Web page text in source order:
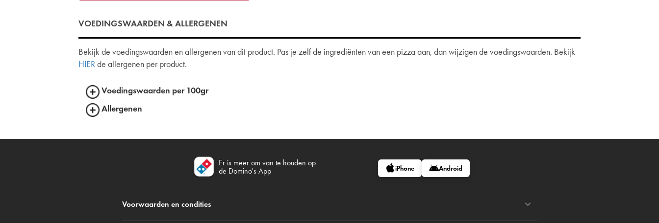
VOEDINGSWAARDEN & ALLERGENEN
Bekijk de voedingswaarden en allergenen van dit product. Pas je zelf de ingrediënten van een pizza aan, dan wijzigen de voedingswaarden. Bekijk
HIERde allergenen per product.
Voedingswaarden per 100gr
Allergenen
Er is meer om van te houden op
de Domino's App
iPhone Android
Voorwaarden en condities